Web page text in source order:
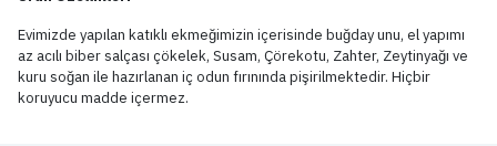
Evimizde yapılan katıklı ekmeğimizin içerisinde buğday unu, el yapımı
az acılı biber salçası çökelek, Susam, Çörekotu, Zahter, Zeytinyağı ve
kuru soğan ile hazırlanan iç odun fırınında pişirilmektedir. Hiçbir
koruyucu madde içermez.